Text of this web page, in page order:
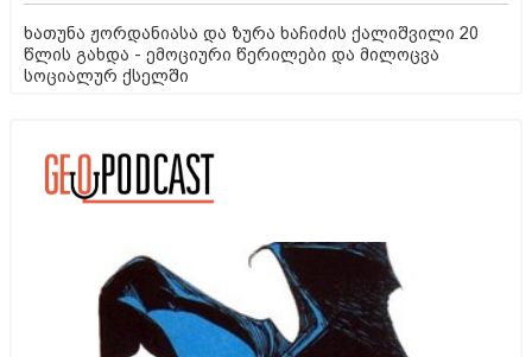
ხათუნა ჟორდანიასა და ზურა ხაჩიძის ქალიშვილი 20
წლის გახდა - ემოციური წერილები და მილოცვა
სოციალურ ქსელში